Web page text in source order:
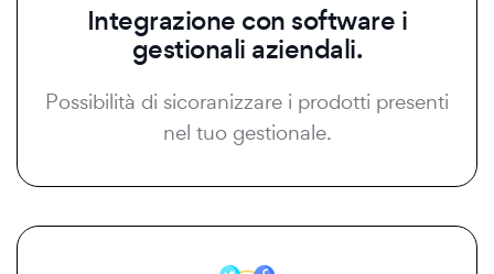
Integrazione con software i
gestionali aziendali.
Possibilità di sicoranizzare i prodotti presenti
nel tuo gestionale.